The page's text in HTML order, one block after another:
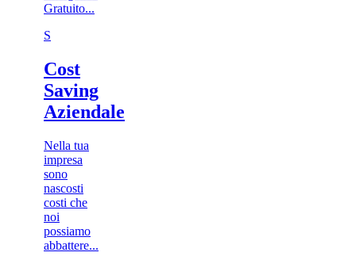
Gratuito...
S
Cost
Saving
Aziendale
Nella tua
impresa
sono
nascosti
costi che
noi
possiamo
abbattere...